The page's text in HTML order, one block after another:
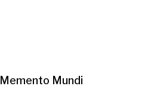
Memento Mundi